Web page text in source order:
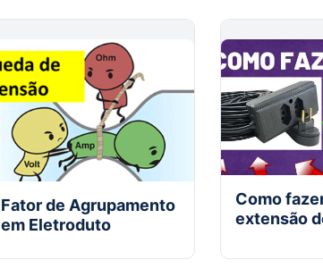
Fator de Agrupamento
em Eletroduto
Como
extensão